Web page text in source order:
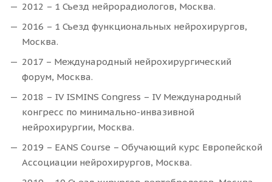
2012 – 1 Съезд нейрорадиологов, Москва.
2016 – 1 Съезд функциональных нейрохирургов,
Москва.
2017 – Международный нейрохирургический
форум, Москва.
2018 – IV ISMINS Congress – IV Международный
конгресс по минимально-инвазивной
нейрохирургии, Москва.
2019 – EANS Course – Обучающий курс Европейской
Ассоциации нейрохирургов, Москва.